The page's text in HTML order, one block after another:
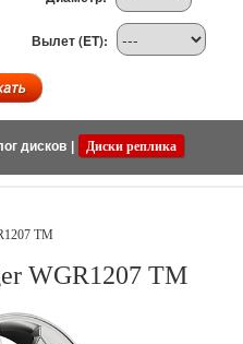
Вылет (ET):
дисков Диски реплика
TM
WGR1207 TM